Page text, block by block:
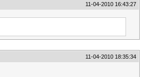
11-04-2010 16:43:27
11-04-2010 18:35:34